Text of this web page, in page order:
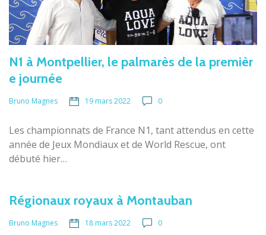
N1 à Montpellier, le palmarès de la premièr
e journée
Bruno Magnes 19 mars 2022 0
Les championnats de France N1, tant attendus en cette
année de Jeux Mondiaux et de World Rescue, ont
débuté hier…
Régionaux royaux à Montauban
Bruno Magnes 18 mars 2022 0